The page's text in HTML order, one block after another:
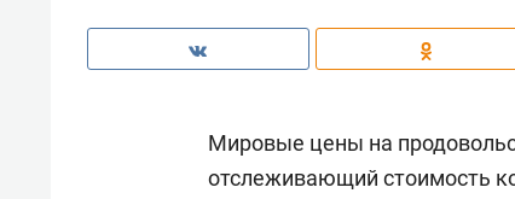
Мировые цены на
отслеживающий стоимость